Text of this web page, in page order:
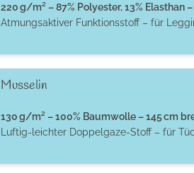
220 g/m² – 87% Polyester, 13% Elasthan
Atmungsaktiver Funktionsstoff – für
Musselin
130 g/m² – 100% Baumwolle – 145 cm
Luftig-leichter Doppelgaze-Stoff – für